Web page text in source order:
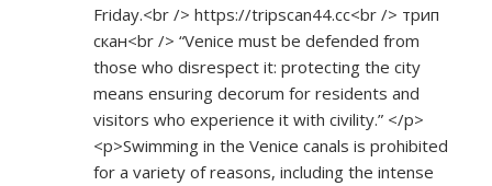
Friday.<br /> https://tripscan44.cc<br /> трип
скан<br /> “Venice must be defended from
those who disrespect it: protecting the city
means ensuring decorum for residents and
visitors who experience it with civility.” </p>
<p>Swimming in the Venice canals is prohibited
for a variety of reasons, including the intense